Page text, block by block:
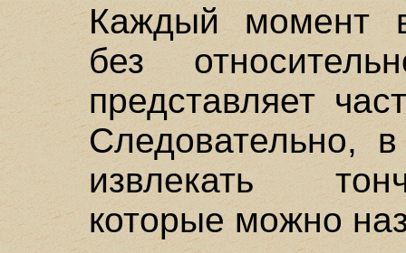
Каждый момент
без
представляет
Следовательно,
извлекать
которые можно